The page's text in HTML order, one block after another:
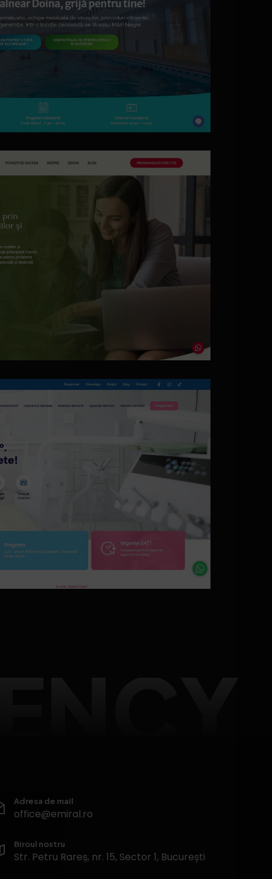
Adresa de mail
office@emiral.ro
Biroul nostru
Str. Petru Rareș, nr. 15, Sector 1, București